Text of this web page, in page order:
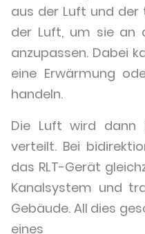
aus der Luft und der
der Luft, um sie an
anzupassen. Dabei
eine Erwärmung
handeln.
Die Luft wird dann
verteilt. Bei
das RLT-Gerät
Kanalsystem und
Gebäude. All dies
eines